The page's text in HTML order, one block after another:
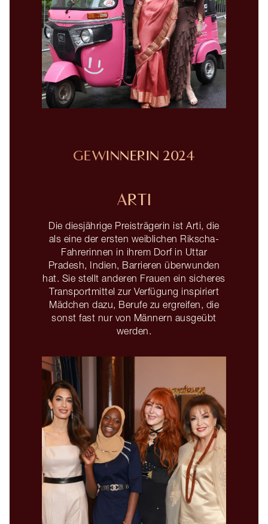
GEWINNERIN 2024
ARTI
Die diesjährige Preisträgerin ist Arti, die
als eine der ersten weiblichen Rikscha-
Fahrerinnen in ihrem Dorf in Uttar
Pradesh, Indien, Barrieren überwunden
hat. Sie stellt anderen Frauen ein sicheres
Transportmittel zur Verfügung inspiriert
Mädchen dazu, Berufe zu ergreifen, die
sonst fast nur von Männern ausgeübt
werden.